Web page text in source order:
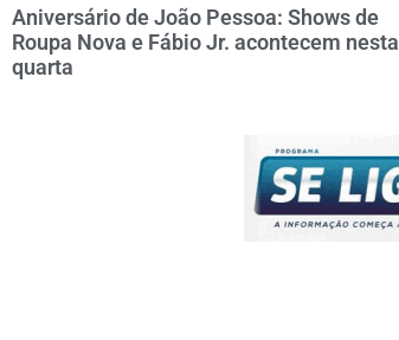
Aniversário de João Pessoa: Shows de
Roupa Nova e Fábio Jr. acontecem nesta
quarta